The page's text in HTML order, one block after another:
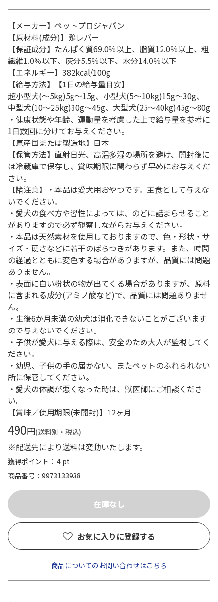
【メーカー】ペットプロジャパン
【原材料(成分)】鶏レバー
【保証成分】たんぱく質69.0％以上、脂質12.0％以上、粗
繊維1.0％以下、灰分5.5％以下、水分14.0％以下
【エネルギー】382kcal/100g
【給与方法】【1日の給与量目安】
超小型犬(～5kg)5g～15g、小型犬(5～10kg)15g～30g、
中型犬(10～25kg)30g～45g、大型犬(25～40kg)45g～80g
・健康状態や年齢、運動量を考慮した上で給与量を参考に
1日数回に分けてお与えください。
【原産国または製造地】日本
【保管方法】直射日光、高温多湿の場所を避け、開封後に
は冷蔵庫で保存し、賞味期限に関わらず早めにお与えくだ
さい。
【諸注意】・本品は愛犬用おやつです。主食として与えな
いでください。
・愛犬の食べ方や習性によっては、のどに詰まらせること
がありますので必ず観察しながらお与えください。
・本品は天然素材を使用しておりますので、色・形状・サ
イズ・硬さなどに若干のばらつきがあります。また、時間
の経過とともに変色する場合がありますが、品質には問題
ありません。
・表面に白い粉状の物が出てくる場合がありますが、原料
に含まれる成分(アミノ酸など)で、品質には問題ありませ
ん。
・生後6か月未満の幼犬は消化できないことがございます
ので与えないでください。
・子供が愛犬に与える際は、安全のため大人が監視してく
ださい。
・幼児、子供の手の届かない、またペットのふれられない
所に保管してください。
・愛犬の体調が悪くなった時は、獣医師にご相談くださ
い。
【賞味／使用期限(未開封)】12ヶ月
490円(送料別・税込)
※配送先により送料は変動いたします。
獲得ポイント： 4 pt
商品番号
9973133938
お気に入りに登録する
商品についてのお問い合わせはこちら